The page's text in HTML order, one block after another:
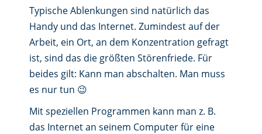
Typische Ablenkungen sind natürlich das
Handy und das Internet. Zumindest auf der
Arbeit, ein Ort, an dem Konzentration gefragt
ist, sind das die größten Störenfriede. Für
beides gilt: Kann man abschalten. Man muss
es nur tun 😉
Mit speziellen Programmen kann man z. B.
das Internet an seinem Computer für eine